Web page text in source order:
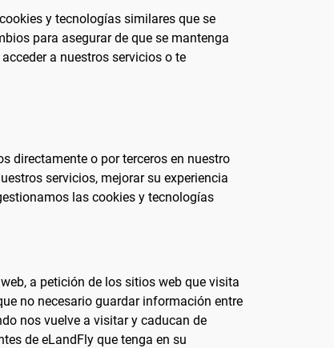
y tecnologías similares que se
para asegurar de que se mantenga
a nuestros servicios o te
directamente o por terceros en nuestro
servicios, mejorar su experiencia
las cookies y tecnologías
a petición de los sitios web que visita
no necesario guardar información entre
nos vuelve a visitar y caducan de
de eLandFly que tenga en su